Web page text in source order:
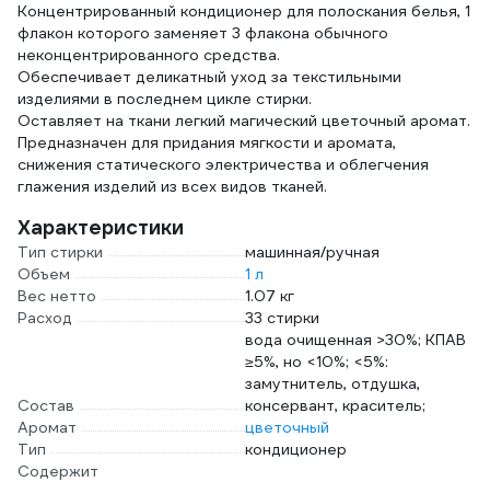
Концентрированный кондиционер для полоскания белья, 1
флакон которого заменяет 3 флакона обычного
неконцентрированного средства.
Обеспечивает деликатный уход за текстильными
изделиями в последнем цикле стирки.
Оставляет на ткани легкий магический цветочный аромат.
Предназначен для придания мягкости и аромата,
снижения статического электричества и облегчения
глажения изделий из всех видов тканей.
Характеристики
Тип стирки
машинная/ручная
Объем
1 л
Вес нетто
1.07 кг
Расход
33 стирки
Состав
вода очищенная >30%; КПАВ
≥5%, но <10%; <5%:
замутнитель, отдушка,
консервант, краситель;
Аромат
цветочный
Тип
кондиционер
Содержит